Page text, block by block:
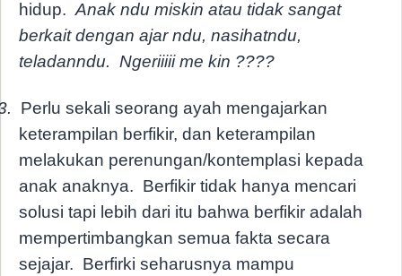
hidup. Anak ndu miskin atau tidak sangat
berkait dengan ajar ndu, nasihatndu,
teladanndu. Ngeriiiii me kin ????
Perlu sekali seorang ayah mengajarkan
keterampilan berfikir, dan keterampilan
melakukan perenungan/kontemplasi kepada
anak anaknya. Berfikir tidak hanya mencari
solusi tapi lebih dari itu bahwa berfikir adalah
mempertimbangkan semua fakta secara
sejajar. Berfirki seharusnya mampu